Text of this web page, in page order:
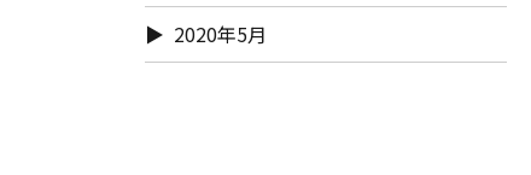
2020年5月